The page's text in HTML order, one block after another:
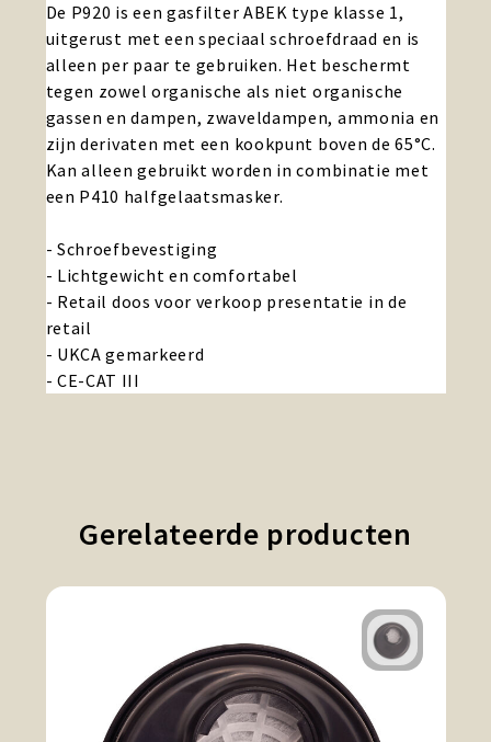
De P920 is een gasfilter ABEK type klasse 1,
uitgerust met een speciaal schroefdraad en is
alleen per paar te gebruiken. Het beschermt
tegen zowel organische als niet organische
gassen en dampen, zwaveldampen, ammonia en
zijn derivaten met een kookpunt boven de 65°C.
Kan alleen gebruikt worden in combinatie met
een P410 halfgelaatsmasker.
- Schroefbevestiging
- Lichtgewicht en comfortabel
- Retail doos voor verkoop presentatie in de
retail
- UKCA gemarkeerd
- CE-CAT III
Gerelateerde producten